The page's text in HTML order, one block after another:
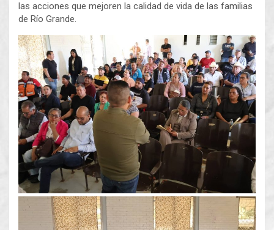
las acciones que mejoren la calidad de vida de las familias
de Río Grande.